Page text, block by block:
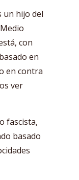
un hijo del
con
en
en contra
ver
fascista,
basado